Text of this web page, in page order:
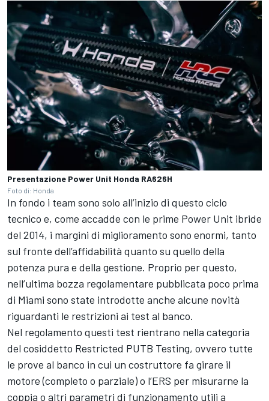
Presentazione Power Unit Honda RA626H
Foto di: Honda
In fondo i team sono solo all’inizio di questo ciclo
tecnico e, come accadde con le prime Power Unit ibride
del 2014, i margini di miglioramento sono enormi, tanto
sul fronte dell’affidabilità quanto su quello della
potenza pura e della gestione. Proprio per questo,
nell’ultima bozza regolamentare pubblicata poco prima
di Miami sono state introdotte anche alcune novità
riguardanti le restrizioni ai test al banco.
Nel regolamento questi test rientrano nella categoria
del cosiddetto Restricted PUTB Testing, ovvero tutte
le prove al banco in cui un costruttore fa girare il
motore (completo o parziale) o l’ERS per misurarne la
coppia o altri parametri di funzionamento utili a